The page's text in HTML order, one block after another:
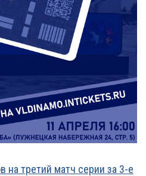
на третий матч серии за 3-е